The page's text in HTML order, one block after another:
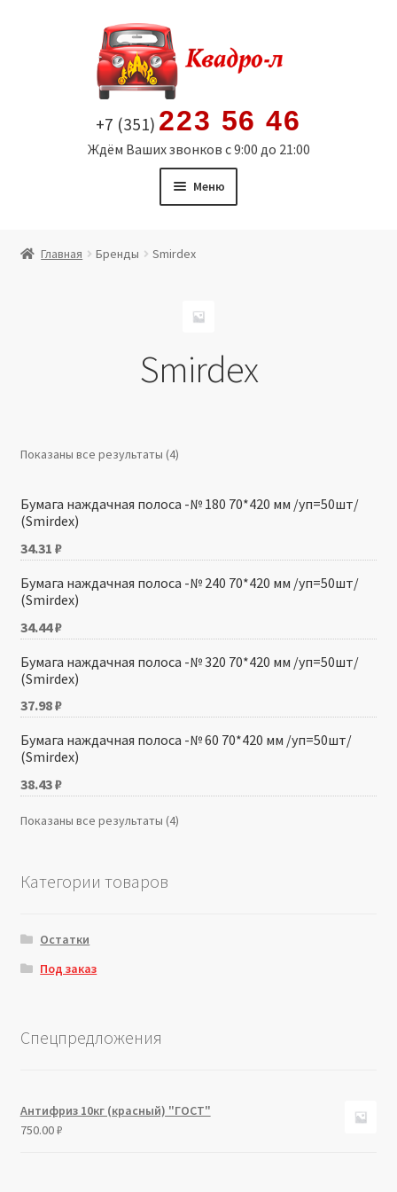
содержимому
+7 (351) 223 56 46
Ждём Ваших звонков с 9:00 до 21:00
Меню
Политика в отношении обработки персональных
Главная Бренды Smirdex
Smirdex
Показаны все результаты (4)
Бумага наждачная полоса -№ 180 70*420 мм /уп=50шт/
(Smirdex)
34.31 ₽
Бумага наждачная полоса -№ 240 70*420 мм /уп=50шт/
(Smirdex)
34.44₽
Бумага наждачная полоса -№ 320 70*420 мм /уп=50шт/
(Smirdex)
37.98₽
Бумага наждачная полоса -№ 60 70*420 мм /уп=50шт/
(Smirdex)
38.43₽
Показаны все результаты (4)
Категории товаров
Остатки
Под заказ
Спецпредложения
Антифриз 10кг (красный) "ГОСТ"
750.00₽